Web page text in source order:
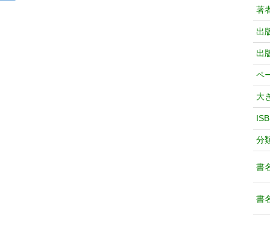
著
出
出
ペ
大
分
書
書